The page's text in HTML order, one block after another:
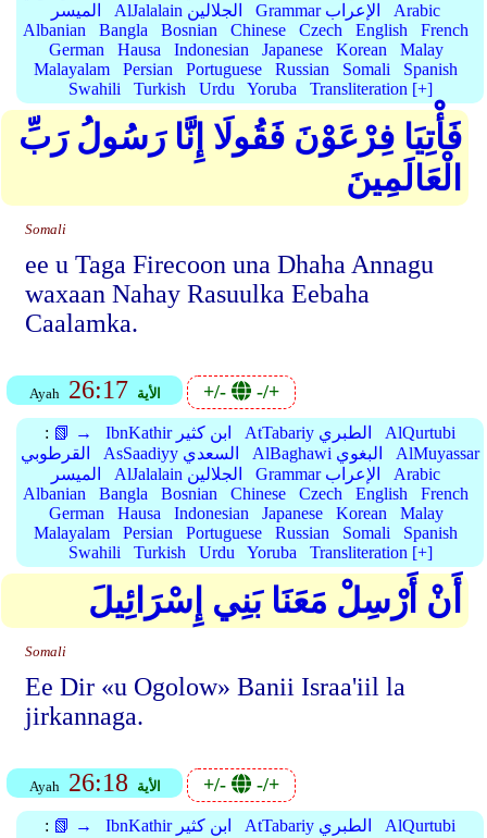
الميسر
AlJalalain الجلالين Grammar الإعراب
Arabic
Albanian
Bangla Bosnian Chinese Czech English
French
German
Hausa Indonesian Japanese Korean
Malay
Malayalam
Persian Portuguese Russian Somali
Spanish
Swahili
Turkish Urdu Yoruba Transliteration [+]
فَأْتِيَا فِرْعَوْنَ فَقُولَا إِنَّا رَسُولُ رَبِّ
الْعَالَمِينَ
Somali
ee u Taga Firecoon una Dhaha Annagu
waxaan Nahay Rasuulka Eebaha
Caalamka.
Ayah 26:17 الأية +/- -/+
: 📗 → IbnKathir ابن كثير AtTabariy الطبري
AlQurtubi
القرطوبي
AsSaadiyy السعدي AlBaghawi البغوي
AlMuyassar
الميسر
AlJalalain الجلالين Grammar الإعراب
Arabic
Albanian
Bangla Bosnian Chinese Czech English
French
German
Hausa Indonesian Japanese Korean
Malay
Malayalam
Persian Portuguese Russian Somali
Spanish
Swahili
Turkish Urdu Yoruba Transliteration [+]
أَنْ أَرْسِلْ مَعَنَا بَنِي إِسْرَائِيلَ
Somali
Ee Dir «u Ogolow» Banii Israa'iil la
jirkannaga.
Ayah 26:18 الأية +/- -/+
: 📗 → IbnKathir ابن كثير AtTabariy الطبري
AlQurtubi